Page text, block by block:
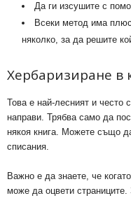
Да ги изсушите с
Всеки метод има
няколко, за да решите
Хербаризиране в
Това е най-лесният и
направи. Трябва само да
някоя книга. Можете също
списания.
Важно е да знаете, че
може да оцвети